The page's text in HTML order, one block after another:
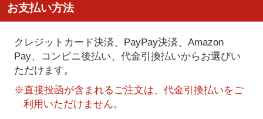
お支払い方法
クレジットカード決済、PayPay決済、Amazon
Pay、コンビニ後払い、代金引換払いからお選びい
ただけます。
※直接投函が含まれるご注文は、代金引換払いをご
利用いただけません。